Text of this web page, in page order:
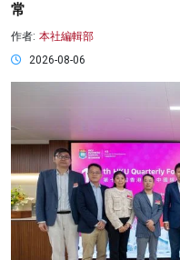
常
作者: 本社編輯部
2026-08-06